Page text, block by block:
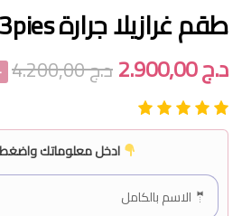
طقم غرازيلا جرارة 3pies
د.ج2.900,00 د.ج4.200,00
ادخل معلوماتك واضغط